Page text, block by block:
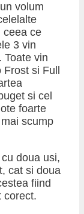
volum
ceea ce
3 vin
Toate vin
si Full
si cel
foarte
scump
doua usi,
cat si doua
fiind
corect.